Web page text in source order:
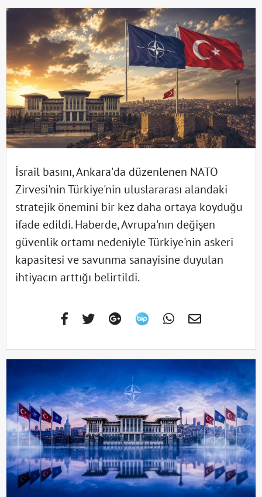
İsrail basını, Ankara'da düzenlenen NATO
Zirvesi'nin Türkiye'nin uluslararası alandaki
stratejik önemini bir kez daha ortaya koyduğu
ifade edildi. Haberde, Avrupa'nın değişen
güvenlik ortamı nedeniyle Türkiye'nin askeri
kapasitesi ve savunma sanayisine duyulan
ihtiyacın arttığı belirtildi.